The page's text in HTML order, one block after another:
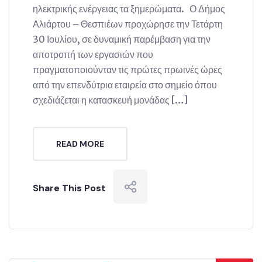
ηλεκτρικής ενέργειας τα ξημερώματα. Ο Δήμος
Αλιάρτου – Θεσπιέων προχώρησε την Τετάρτη
30 Ιουλίου, σε δυναμική παρέμβαση για την
αποτροπή των εργασιών που
πραγματοποιούνταν τις πρώτες πρωινές ώρες
από την επενδύτρια εταιρεία στο σημείο όπου
σχεδιάζεται η κατασκευή μονάδας […]
READ MORE
Share This Post